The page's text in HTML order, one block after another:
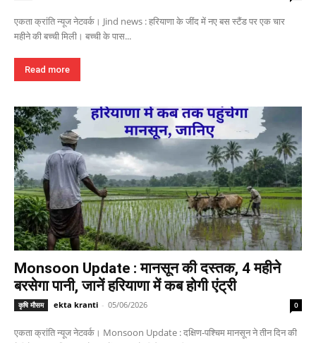
एकता क्रांति न्यूज नेटवर्क। Jind news : हरियाणा के जींद में नए बस स्टैंड पर एक चार
महीने की बच्ची मिली। बच्ची के पास...
Read more
Monsoon Update : मानसून की दस्तक, 4 महीने
बरसेगा पानी, जानें हरियाणा में कब होगी एंट्री
कृषि मौसम ekta kranti - 05/06/2026 0
एकता क्रांति न्यूज नेटवर्क। Monsoon Update : दक्षिण-पश्चिम मानसून ने तीन दिन की